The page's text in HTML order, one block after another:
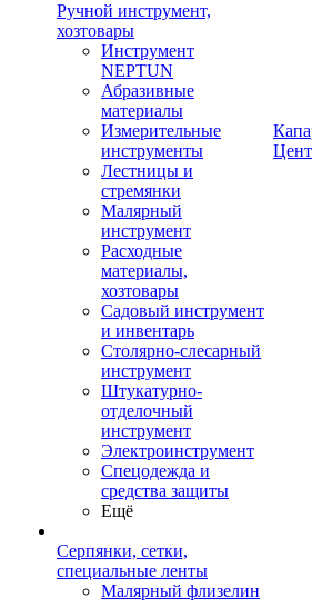
Ручной инструмент,
хозтовары
Инструмент
NEPTUN
Абразивные
материалы
Измерительные
инструменты
Лестницы и
стремянки
Малярный
инструмент
Расходные
материалы,
хозтовары
Садовый инструмент
и инвентарь
Столярно-слесарный
инструмент
Штукатурно-
отделочный
инструмент
Электроинструмент
Спецодежда и
средства защиты
Ещё
Серпянки, сетки,
специальные ленты
Малярный флизелин